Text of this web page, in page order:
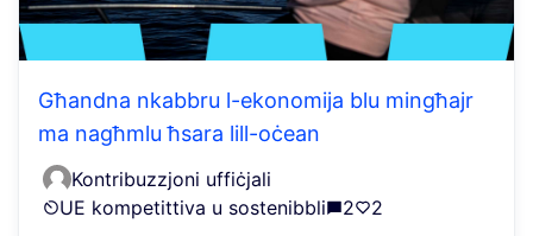
Għandna nkabbru l-ekonomija blu mingħajr
ma nagħmlu ħsara lill-oċean
Kontribuzzjoni uffiċjali
UE kompetittiva u sostenibbli
2 2